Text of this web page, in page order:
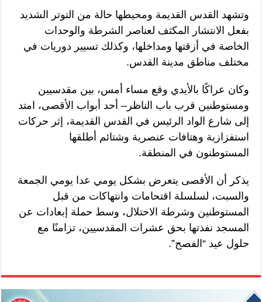
وتشهد القدس القديمة ومحيطها حالة من التوتر الشديد
بفعل الانتشار المكثف لعناصر الشرطة والوحدات
الخاصة في أزقتها ومداخلها، وكذلك تسيير دوريات في
مختلف مناطق مدينة القدس.
وكان عراكًا بالأيدي وقع مساء أمس، بين مقدسيين
ومستوطنين قرب باب الناظر– أحد أبواب الأقصى، امتد
إلى شارع الواد الرئيس في القدس القديمة، إثر حركات
استفزازية وهتافات عنصرية وشتائم أطلقها
المستوطنون في المنطقة.
يذكر أن الأقصى يتعرض بشكل يومي عدا يومي الجمعة
والسبت، لسلسلة اقتحامات وانتهاكات من قبل
المستوطنين وشرطة الاحتلال، وسط حملة إبعادات عن
المسجد نفذتها بحق عشرات المقدسيين، تزامنًا مع
حلول عيد “الفصح”.